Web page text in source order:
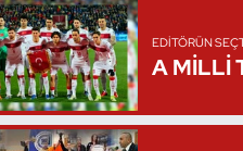
EDITÖRÜN
A MİLLİ